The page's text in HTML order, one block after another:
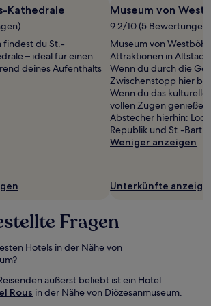
Kathedrale
findest du St.-
– ideal für einen
deines Aufenthalts
Museum von
9.2/10 (5 Bewertungen)
Museum von
Attraktionen in Altstadt
Wenn du durch die
Zwischenstopp hier
Wenn du das kulturelle
vollen Zügen
Abstecher hierhin:
Republik und St.-
Weniger anzeigen
Unterkünfte
Fragen
Hotels in der Nähe von
äußerst beliebt ist ein Hotel
Rous in der Nähe von Diözesanmuseum.